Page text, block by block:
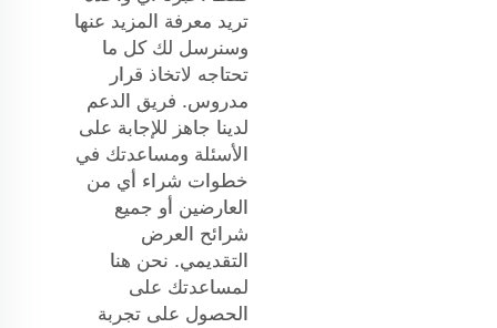
تريد معرفة المزيد عنها
وسنرسل لك كل ما
تحتاجه لاتخاذ قرار
مدروس. فريق الدعم
لدينا جاهز للإجابة على
الأسئلة ومساعدتك في
خطوات شراء أي من
العارضين أو جميع
شرائح العرض
التقديمي. نحن هنا
لمساعدتك على
الحصول على تجربة